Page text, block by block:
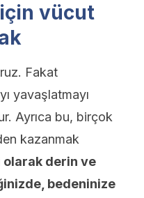
vücut
Fakat
yavaşlatmayı
Ayrıca bu, birçok
kazanmak
olarak derin ve
bedeninize